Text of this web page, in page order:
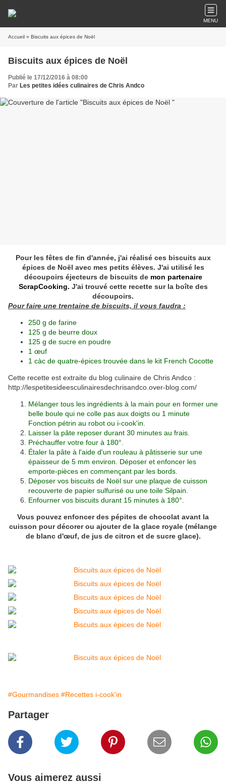
MENU
Accueil » Biscuits aux épices de Noël
Biscuits aux épices de Noël
Publié le 17/12/2016 à 08:00
Par Les petites idées culinaires de Chris Andco
Pour les fêtes de fin d'année, j'ai réalisé ces biscuits aux
épices de Noël avec mes petits élèves. J'ai utilisé les
découpoirs éjecteurs de biscuits de mon partenaire
ScrapCooking. J'ai trouvé cette recette sur la boîte des
découpoirs.
Pour faire une trentaine de biscuits, il vous faudra :
250 g de farine
125 g de beurre doux
125 g de sucre en poudre
1 œuf
1 càc de quatre-épices trouvée dans le kit French Cocotte
Cette recette est extraite du blog culinaire de Chris Andco :
http://lespetitesideesculinairesdechrisandco.over-blog.com/
Mélanger tous les ingrédients à la main pour en former une
belle boule qui ne colle pas aux doigts ou 1 minute
Fonction pétrin au robot ou i-cook'in.
Laisser la pâte reposer durant 30 minutes au frais.
Préchauffer votre four à 180°.
Étaler la pâte à l'aide d'un rouleau à pâtisserie sur une
épaisseur de 5 mm environ. Déposer et enfoncer les
emporte-pièces en commençant par les bords.
Déposer vos biscuits de Noël sur une plaque de cuisson
recouverte de papier sulfurisé ou une toile Silpain.
Enfourner vos biscuits durant 15 minutes à 180°.
Vous pouvez enfoncer des pépites de chocolat avant la
cuisson pour décorer ou ajouter de la glace royale (mélange
de blanc d'œuf, de jus de citron et de sucre glace).
#Gourmandises #Recettes i-cook'in
Partager
Vous aimerez aussi